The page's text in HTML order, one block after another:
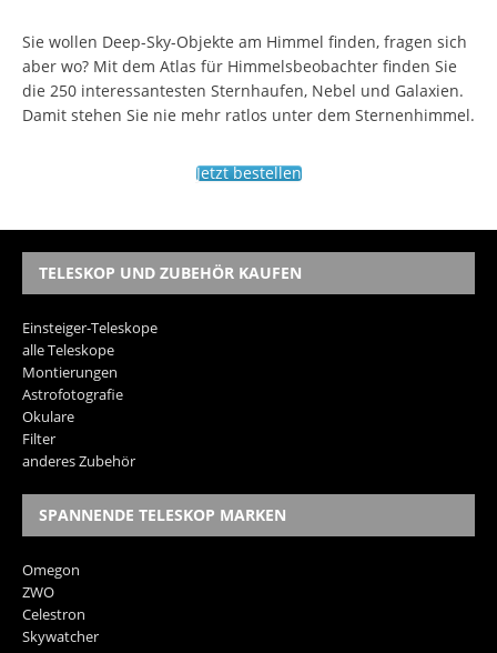
Sie wollen Deep-Sky-Objekte am Himmel finden, fragen sich
aber wo? Mit dem Atlas für Himmelsbeobachter finden Sie
die 250 interessantesten Sternhaufen, Nebel und Galaxien.
Damit stehen Sie nie mehr ratlos unter dem Sternenhimmel.
Jetzt bestellen
TELESKOP UND ZUBEHÖR KAUFEN
Einsteiger-Teleskope
alle Teleskope
Montierungen
Astrofotografie
Okulare
Filter
anderes Zubehör
SPANNENDE TELESKOP MARKEN
Omegon
ZWO
Celestron
Skywatcher